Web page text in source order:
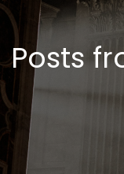
Posts